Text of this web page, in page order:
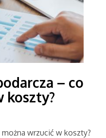
– co
koszty?
wrzucić w koszty?